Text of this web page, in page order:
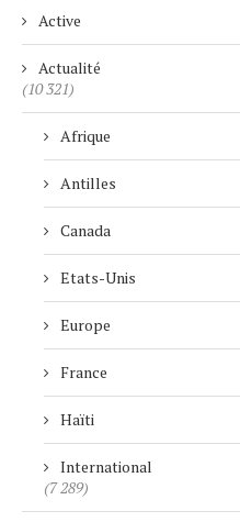
Active
Actualité
(10 321)
Afrique
Antilles
Canada
Etats-Unis
Europe
France
Haïti
International
(7 289)